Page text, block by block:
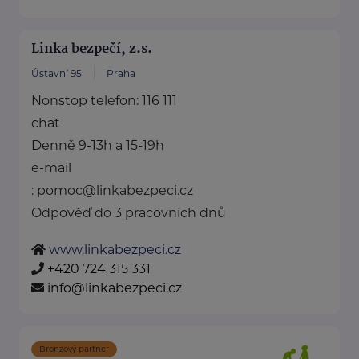
Linka bezpečí, z.s.
Ústavní 95 Praha
Nonstop telefon: 116 111
chat
Denně 9-13h a 15-19h
e-mail
: pomoc@linkabezpeci.cz
Odpověď do 3 pracovních dnů
www.linkabezpeci.cz
+420 724 315 331
info@linkabezpeci.cz
Bronzový partner